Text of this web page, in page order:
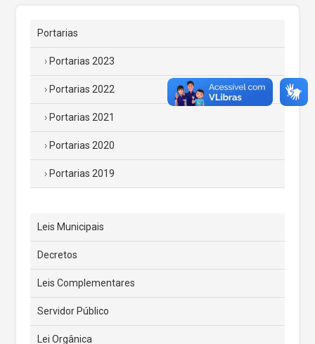
Portarias
Portarias 2023
Portarias 2022
Portarias 2021
Portarias 2020
Portarias 2019
Leis Municipais
Decretos
Leis Complementares
Servidor Público
Lei Orgânica